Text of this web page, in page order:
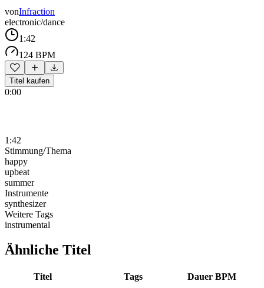
vonInfraction
electronic/dance
1:42
124 BPM
Titel kaufen
0:00
1:42
Stimmung/Thema
happy
upbeat
summer
Instrumente
synthesizer
Weitere Tags
instrumental
Ähnliche Titel
Titel Tags Dauer BPM